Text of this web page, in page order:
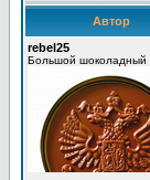
Автор
rebel25
Большой шоколадный